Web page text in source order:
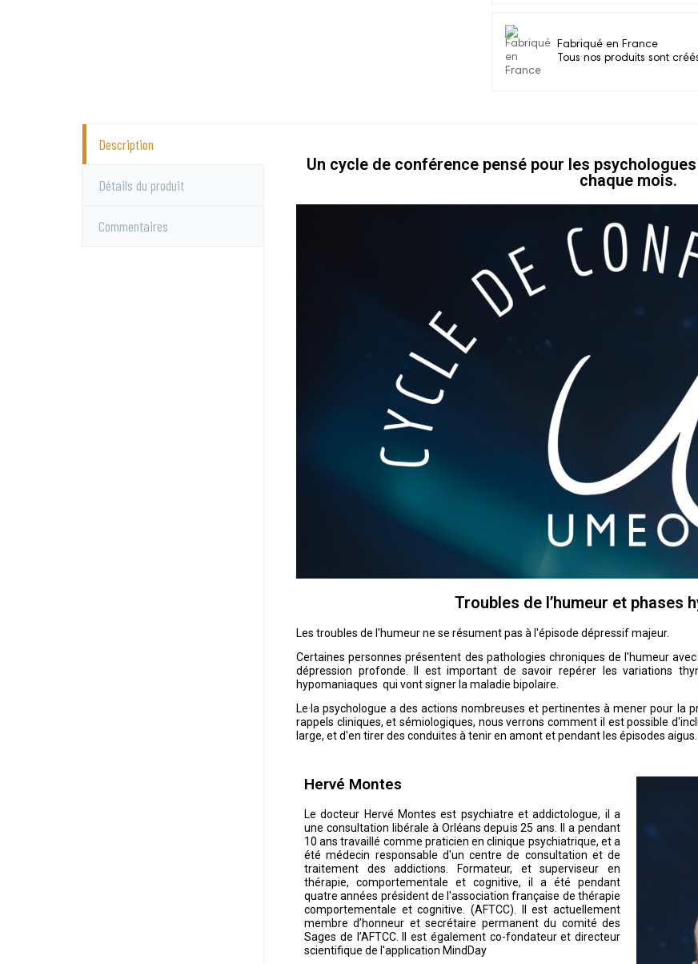
Fabriqué en France
Tous nos produits sont
Description
Détails du produit
Commentaires
Un cycle de conférence pensé pour les
chaque mois.
Troubles de l’humeur et phases
Les troubles de l'humeur ne se résument pas à l'épisode dépressif majeur.
Certaines personnes présentent des pathologies chroniques de l'humeur
dépression profonde. Il est important de savoir repérer les variations
hypomaniaques qui vont signer la maladie bipolaire.
Le·la psychologue a des actions nombreuses et pertinentes à mener pour la
rappels cliniques, et sémiologiques, nous verrons comment il est possible
large, et d'en tirer des conduites à tenir en amont et pendant les épisodes aigus.
Hervé Montes
Le docteur Hervé Montes est psychiatre et addictologue, il a
une consultation libérale à Orléans depuis 25 ans. Il a pendant
10 ans travaillé comme praticien en clinique psychiatrique, et a
été médecin responsable d'un centre de consultation et de
traitement des addictions. Formateur, et superviseur en
thérapie, comportementale et cognitive, il a été pendant
quatre années président de l'association française de thérapie
comportementale et cognitive. (AFTCC). Il est actuellement
membre d’honneur et secrétaire permanent du comité des
Sages de l’AFTCC. Il est également co-fondateur et directeur
scientifique de l'application MindDay